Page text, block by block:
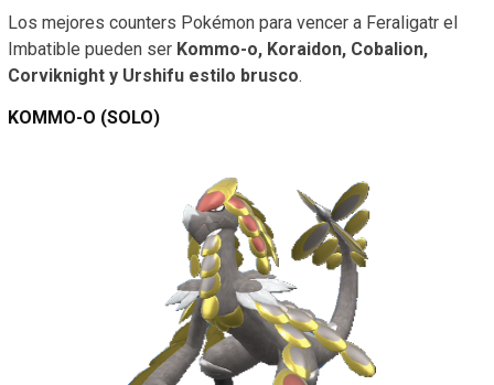
Los mejores counters Pokémon para vencer a Feraligatr el
Imbatible pueden ser Kommo-o, Koraidon, Cobalion,
Corviknight y Urshifu estilo brusco.
KOMMO-O (SOLO)